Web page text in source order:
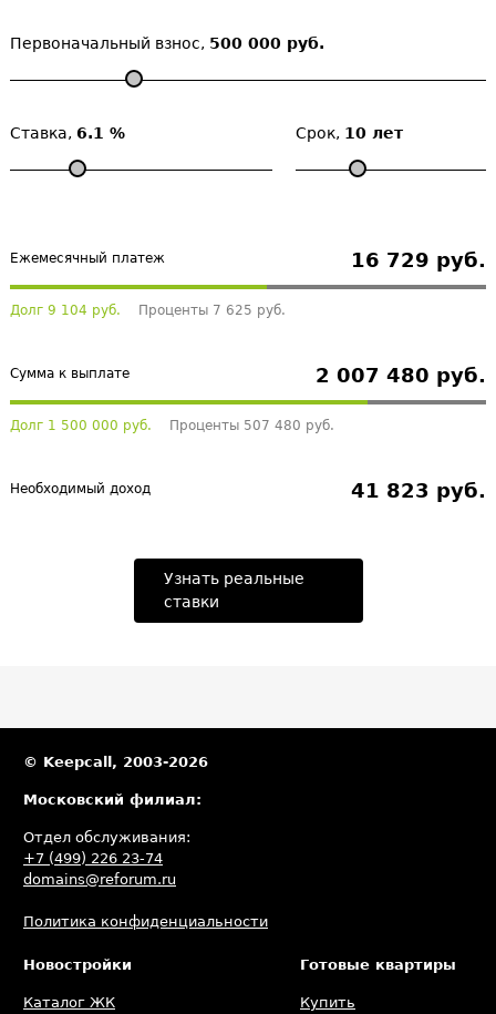
Первоначальный взнос, 500 000 руб.
Ставка, 6.1 % Срок, 10 лет
Ежемесячный платеж 16 729 руб.
Долг 9 104 руб. Проценты 7 625 руб.
Сумма к выплате 2 007 480 руб.
Долг 1 500 000 руб. Проценты 507 480 руб.
Необходимый доход 41 823 руб.
Узнать реальные
ставки
© Keepcall, 2003-2026
Московский филиал:
Отдел обслуживания:
+7 (499) 226 23-74
domains@reforum.ru
Политика конфиденциальности
Новостройки
Каталог ЖК
Готовые квартиры
Купить